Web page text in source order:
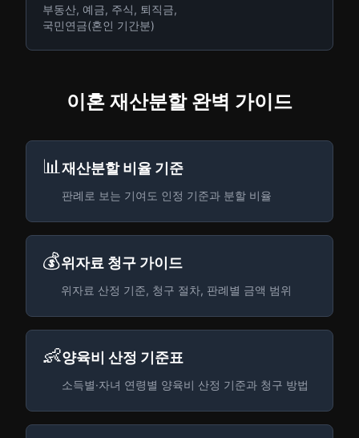
부동산, 예금, 주식, 퇴직금,
국민연금(혼인 기간분)
이혼 재산분할 완벽 가이드
📊재산분할 비율 기준
판례로 보는 기여도 인정 기준과 분할 비율
💰위자료 청구 가이드
위자료 산정 기준, 청구 절차, 판례별 금액 범위
👶양육비 산정 기준표
소득별·자녀 연령별 양육비 산정 기준과 청구 방법